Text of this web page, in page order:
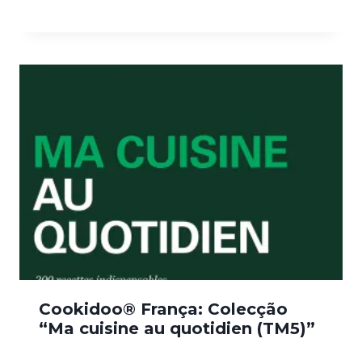
Cookidoo® França: Colecção
“Ma cuisine au quotidien (TM5)”